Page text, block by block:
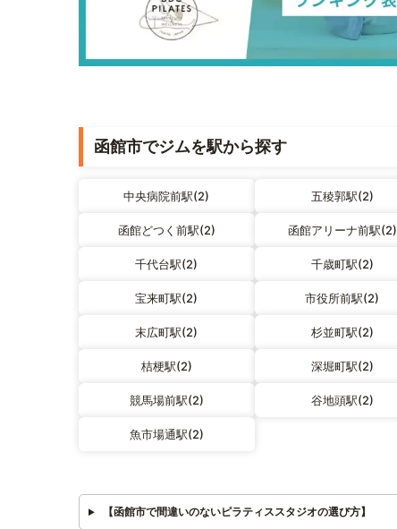
函館市でジムを駅から探す
中央病院前駅(2) 五稜郭駅(2)
函館どつく前駅(2) 函館アリーナ前駅(2)
千代台駅(2) 千歳町駅(2)
宝来町駅(2) 市役所前駅(2)
末広町駅(2) 杉並町駅(2)
桔梗駅(2) 深堀町駅(2)
競馬場前駅(2) 谷地頭駅(2)
魚市場通駅(2)
【函館市で間違いのないピラティススタジオの選び方】